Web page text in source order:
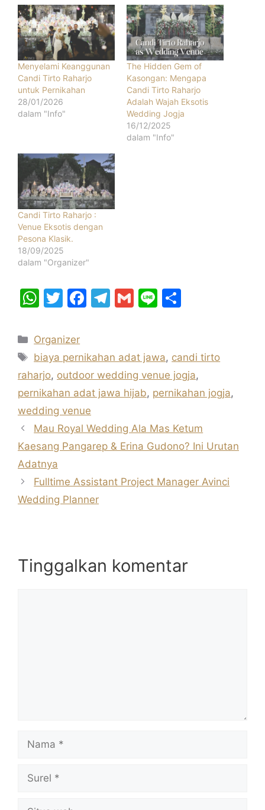
Menyelami Keanggunan
Candi Tirto Raharjo
untuk Pernikahan
28/01/2026
dalam "Info"
The Hidden Gem of
Kasongan: Mengapa
Candi Tirto Raharjo
Adalah Wajah Eksotis
Wedding Jogja
16/12/2025
dalam "Info"
Candi Tirto Raharjo :
Venue Eksotis dengan
Pesona Klasik.
18/09/2025
dalam "Organizer"
W
at
s
A
p
p
T
itt
er
F
e
b
o
o
k
T
gr
a
m
G
l
Li
e
Kategori
Organizer
Tag
biaya pernikahan adat jawa, candi tirto
raharjo, outdoor wedding venue jogja,
pernikahan adat jawa hijab, pernikahan jogja,
wedding venue
Mau Royal Wedding Ala Mas Ketum
Kaesang Pangarep & Erina Gudono? Ini Urutan
Adatnya
Fulltime Assistant Project Manager Avinci
Wedding Planner
Tinggalkan komentar